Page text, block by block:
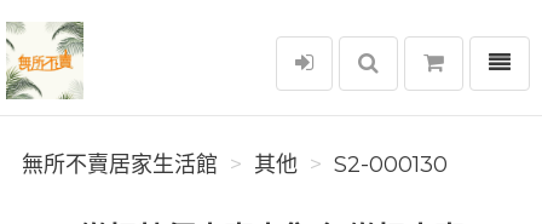
無所不賣居家生活館
選單
無所不賣居家生活館 其他 S2-000130